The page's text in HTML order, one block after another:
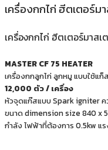
เครื่องกกไก่ ฮีตเตอร์ม
เครื่องกกไก่ ฮีตเตอร์มาสเ
MASTER CF 75 HEATER
เครื่องกกลูกไก่ ลูกหมู แบบใช้แ
12,000 ตัว / เครื่อง
หัวจุดแก๊สแบบ Spark igniter
ขนาด dimension size 840 x
กำลัง ไฟฟ้าที่ต้องการ 0.5kw แ